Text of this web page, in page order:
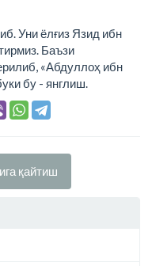
Уни ёлғиз Язид ибн
Баъзи
«Абдуллоҳ ибн
бу - янглиш.
қайтиш